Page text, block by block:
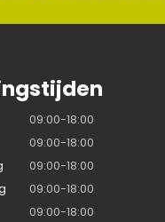
09:00-18:00
09:00-18:00
09:00-18:00
09:00-18:00
09:00-18:00